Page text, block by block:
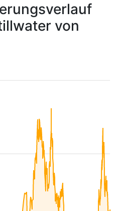
von